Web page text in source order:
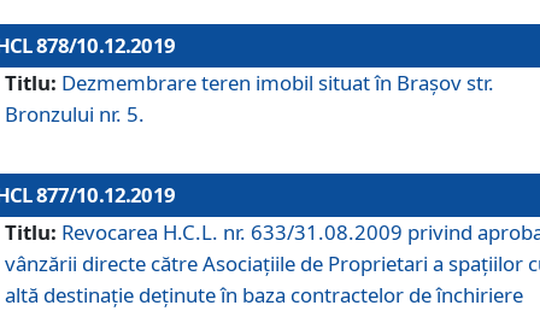
878/10.12.2019
Titlu: Dezmembrare teren imobil situat în Brașov str.
Bronzului nr. 5.
877/10.12.2019
Titlu: Revocarea H.C.L. nr. 633/31.08.2009 privind
vânzării directe către Asociațiile de Proprietari a spațiilor
altă destinație deținute în baza contractelor de închiriere